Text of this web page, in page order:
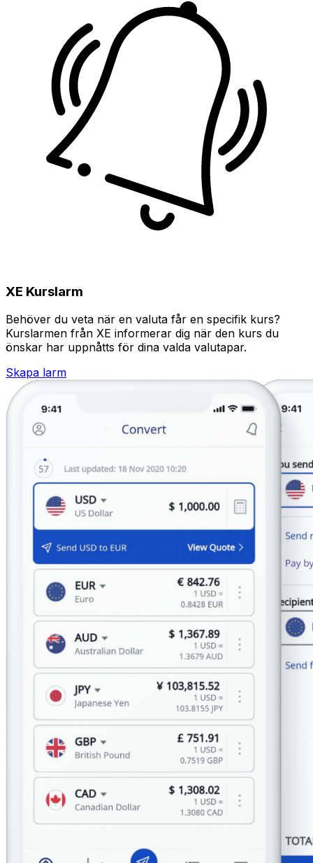
XE Kurslarm
Behöver du veta när en valuta får en specifik kurs?
Kurslarmen från XE informerar dig när den kurs du
önskar har uppnåtts för dina valda valutapar.
Skapa larm